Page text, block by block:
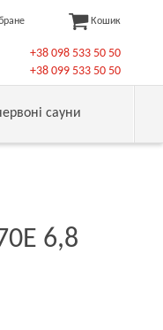
Кошик
+38 098 533 50 50
+38 099 533 50 50
сауни
6,8